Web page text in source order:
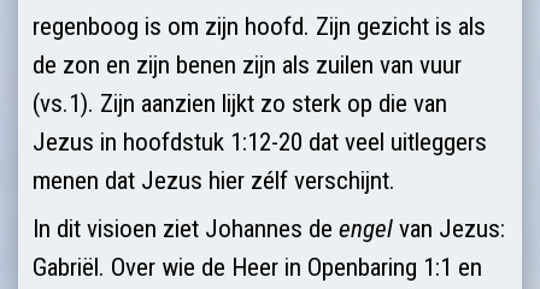
regenboog is om zijn hoofd. Zijn gezicht is als
de zon en zijn benen zijn als zuilen van vuur
(vs.1). Zijn aanzien lijkt zo sterk op die van
Jezus in hoofdstuk 1:12-20 dat veel uitleggers
menen dat Jezus hier zélf verschijnt.
In dit visioen ziet Johannes de engel van Jezus:
Gabriël. Over wie de Heer in Openbaring 1:1 en